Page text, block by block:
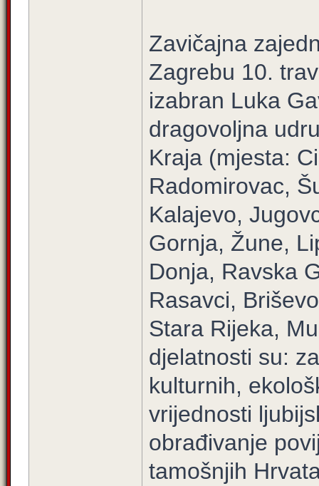
Zavičajna
Zagrebu 10.
izabran Luka
dragovoljna
Kraja (mjesta:
Radomirovac,
Kalajevo,
Gornja, Žune,
Donja, Ravska
Rasavci,
Stara Rijeka,
djelatnosti su:
kulturnih,
vrijednosti
obrađivanje
tamošnjih